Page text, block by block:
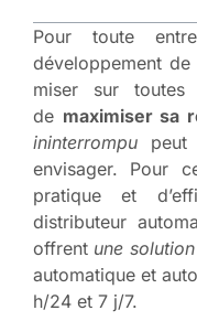
Pour toute
développement
miser sur toutes
de maximiser sa
ininterrompu peut
envisager. Pour
pratique et
distributeur
offrent une
automatique et
h/24 et 7 j/7.